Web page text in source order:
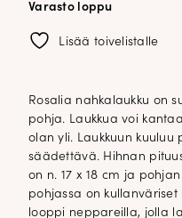
Varasto loppu
Lisää toivelistalle
Rosalia nahkalaukku on
pohja. Laukkua voi
olan yli. Laukkuun kuuluu
säädettävä. Hihnan
on n. 17 x 18 cm ja
pohjassa on
looppi neppareilla, jolla